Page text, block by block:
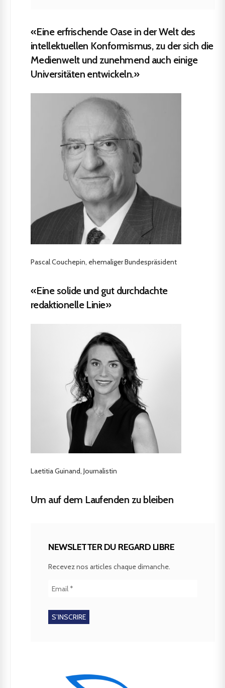
«Eine erfrischende Oase in der Welt des
intellektuellen Konformismus, zu der sich die
Medienwelt und zunehmend auch einige
Universitäten entwickeln.»
Pascal Couchepin, ehemaliger Bundespräsident
«Eine solide und gut durchdachte
redaktionelle Linie»
Laetitia Guinand, Journalistin
Um auf dem Laufenden zu bleiben
NEWSLETTER DU REGARD LIBRE
Recevez nos articles chaque dimanche.